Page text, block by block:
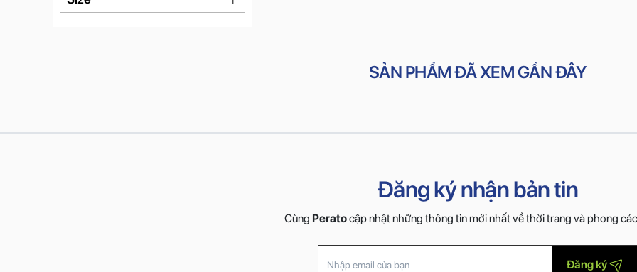
SẢN PHẨM ĐÃ XEM GẦN ĐÂY
Đăng ký nhận bản tin
Cùng Peratocập nhật những thông tin mới nhất về thời trang và phong
Đăng ký